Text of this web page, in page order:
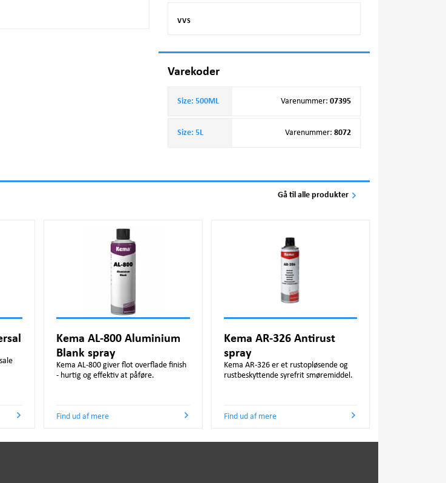
VVS
Varekoder
Size: 500ML Varenummer: 07395
Size: 5L Varenummer: 8072
Gå til alle produkter
Kema AL-800 Aluminium
Blank spray
Kema AL-800 giver flot overflade finish
- hurtig og effektiv at påføre.
Find ud af mere
Kema AR-326 Antirust
spray
Kema AR-326 er et rustopløsende og
rustbeskyttende syrefrit smøremiddel.
Find ud af mere